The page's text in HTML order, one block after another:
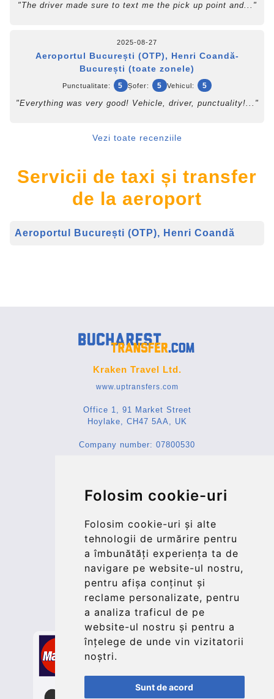
Folosim cookie-uri
Folosim cookie-uri și alte
tehnologii de urmărire pentru
a îmbunătăți experiența ta de
navigare pe website-ul nostru,
pentru afișa conținut și
reclame personalizate, pentru
a analiza traficul de pe
website-ul nostru și pentru a
înțelege de unde vin vizitatorii
noștri.
Sunt de acord
"The driver made sure to text me the pick up point and..."
2025-08-27
Aeroportul București (OTP), Henri Coandă-
București (toate zonele)
Punctualitate: 5 Șofer: 5 Vehicul: 5
"Everything was very good! Vehicle, driver, punctuality!..."
Vezi toate recenziile
Servicii de taxi și transfer
de la aeroport
Aeroportul București (OTP), Henri Coandă
Kraken Travel Ltd.
www.uptransfers.com
Office 1, 91 Market Street
Hoylake, CH47 5AA, UK
Company number: 07800530
More
Update cookies preferences
Contact
info@bucharesttransfer.com
Secure Payment with STRIPE